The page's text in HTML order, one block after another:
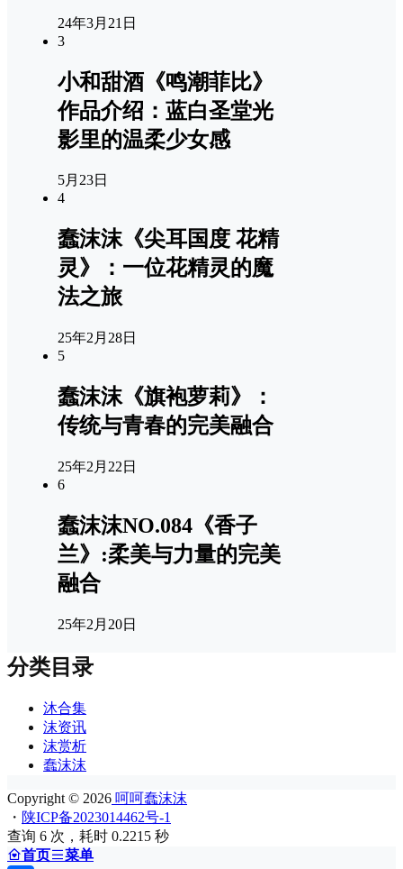
24年3月21日
3
小和甜酒《鸣潮菲比》
作品介绍：蓝白圣堂光
影里的温柔少女感
5月23日
4
蠢沫沫《尖耳国度 花精
灵》：一位花精灵的魔
法之旅
25年2月28日
5
蠢沫沫《旗袍萝莉》：
传统与青春的完美融合
25年2月22日
6
蠢沫沫NO.084《香子
兰》:柔美与力量的完美
融合
25年2月20日
分类目录
沐合集
沫资讯
沫赏析
蠢沫沫
Copyright © 2026 呵呵蠢沫沫
・ 陕ICP备2023014462号-1
查询 6 次，耗时 0.2215 秒
首页
菜单